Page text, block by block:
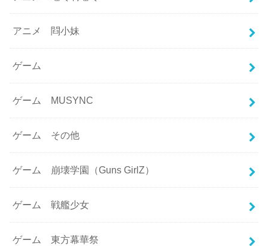
アニメ 閰小妹
ゲーム
ゲーム MUSYNC
ゲーム その他
ゲーム 崩壊学園（Guns GirlZ）
ゲーム 戦艦少女
ゲーム 東方幕華祭